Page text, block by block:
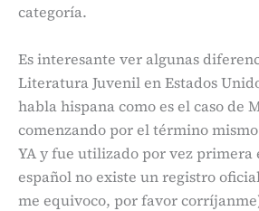
categoría.
Es interesante ver algunas
Literatura Juvenil en Estados
habla hispana como es el caso de
comenzando por el término
YA y fue utilizado por vez primera
español no existe un registro
me equivoco, por favor